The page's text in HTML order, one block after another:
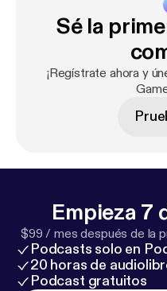
Sé la
¡Regístrate ahora y
Empieza 7
$99 / mes después de la
Podcasts solo en
20 horas de
Podcast gratuitos